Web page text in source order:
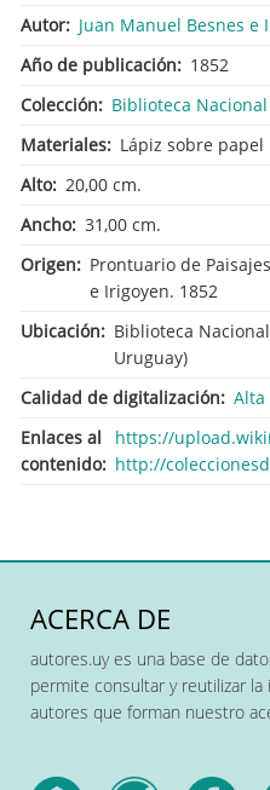
Autor
Juan Manuel Besnes e
Año de publicación
1852
Colección
Biblioteca
Materiales
Lápiz sobre papel
Alto
20,00 cm.
Ancho 31,00 cm.
Origen
Prontuario de
e Irigoyen. 1852
Ubicación
Biblioteca
Uruguay)
Calidad de digitalización
Alta
Enlaces al
contenido
https://
http://
ACERCA DE
autores.uy es una base de
permite consultar y reutilizar
autores que forman nuestro